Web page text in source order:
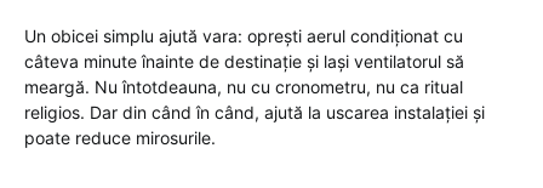
Un obicei simplu ajută vara: oprești aerul condiționat cu
câteva minute înainte de destinație și lași ventilatorul să
meargă. Nu întotdeauna, nu cu cronometru, nu ca ritual
religios. Dar din când în când, ajută la uscarea instalației și
poate reduce mirosurile.